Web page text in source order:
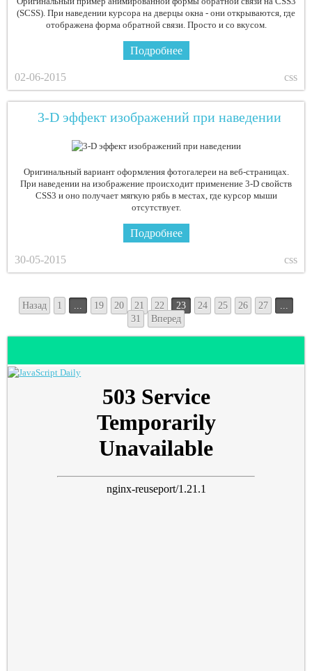
(SCSS). При наведении курсора на дверцы окна - они открываются, где
отображена форма обратной связи. Просто и со вкусом.
Подробнее
02-06-2015 css
3-D эффект изображений при наведении
Оригинальный вариант оформления фотогалереи на веб-страницах.
При наведении на изображение происходит применение 3-D свойств
CSS3 и оно получает мягкую рябь в местах, где курсор мыши
отсутствует.
Подробнее
30-05-2015 css
Назад 1 19 20 21 22 23 24 25 26 27
31
Вперед